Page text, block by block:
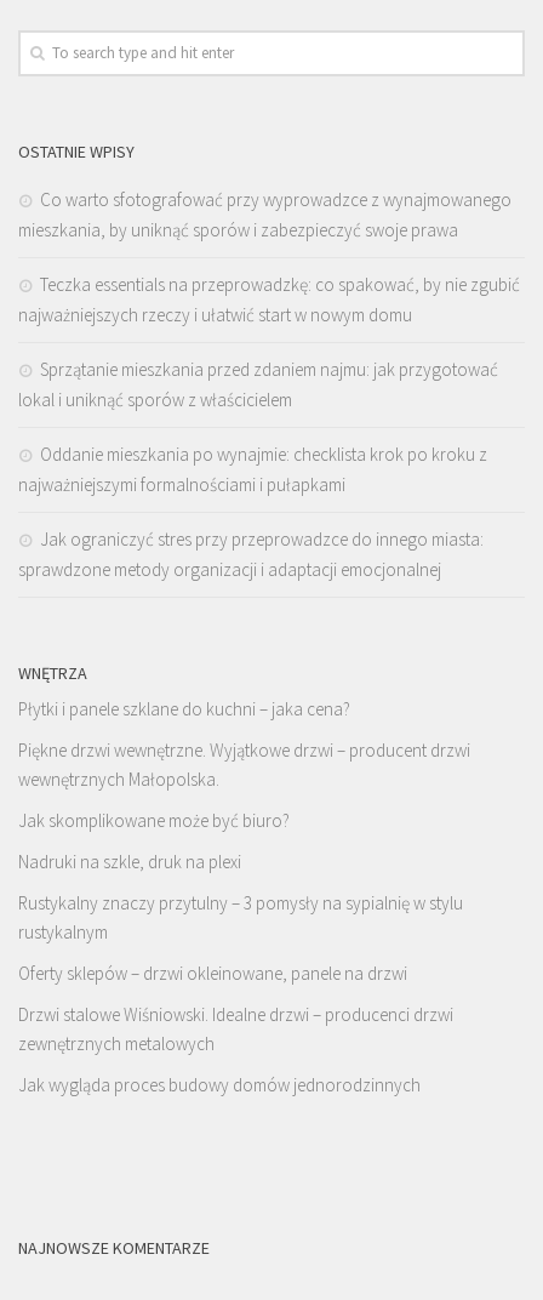
OSTATNIE WPISY
Co warto sfotografować przy wyprowadzce z wynajmowanego
mieszkania, by uniknąć sporów i zabezpieczyć swoje prawa
Teczka essentials na przeprowadzkę: co spakować, by nie zgubić
najważniejszych rzeczy i ułatwić start w nowym domu
Sprzątanie mieszkania przed zdaniem najmu: jak przygotować
lokal i uniknąć sporów z właścicielem
Oddanie mieszkania po wynajmie: checklista krok po kroku z
najważniejszymi formalnościami i pułapkami
Jak ograniczyć stres przy przeprowadzce do innego miasta:
sprawdzone metody organizacji i adaptacji emocjonalnej
WNĘTRZA
Płytki i panele szklane do kuchni – jaka cena?
Piękne drzwi wewnętrzne. Wyjątkowe drzwi – producent drzwi
wewnętrznych Małopolska.
Jak skomplikowane może być biuro?
Nadruki na szkle, druk na plexi
Rustykalny znaczy przytulny – 3 pomysły na sypialnię w stylu
rustykalnym
Oferty sklepów – drzwi okleinowane, panele na drzwi
Drzwi stalowe Wiśniowski. Idealne drzwi – producenci drzwi
zewnętrznych metalowych
Jak wygląda proces budowy domów jednorodzinnych
NAJNOWSZE KOMENTARZE